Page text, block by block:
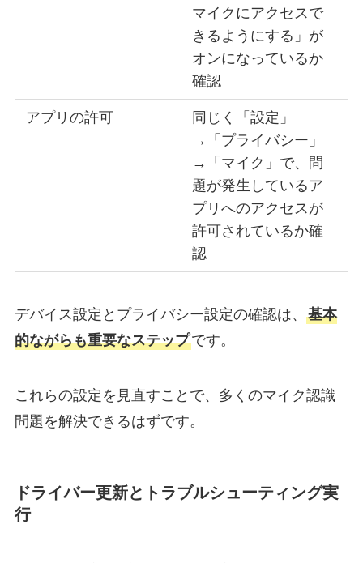
マイクにアクセスで
きるようにする」が
オンになっているか
確認
アプリの許可
同じく「設定」
→「プライバシー」
→「マイク」で、問
題が発生しているア
プリへのアクセスが
許可されているか確
認
デバイス設定とプライバシー設定の確認は、 基本
的ながらも重要なステップです。
これらの設定を見直すことで、多くのマイク認識
問題を解決できるはずです。
ドライバー更新とトラブルシューティング実
行